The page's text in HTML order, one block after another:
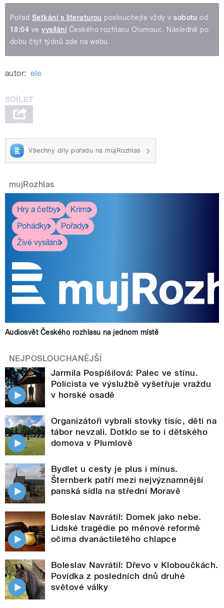
Pořad Setkání s literaturou poslouchejte vždy vsobotu od
18:04 vevysíláníČeského rozhlasu Olomouc. Následně po
dobu čtyř týdnů zde na webu.
autor: ele
Všechny díly pořadu na mujRozhlas
mujRozhlas
Hry a četby
Krimi
Pohádky
Pořady
Živé vysílání
Audiosvět Českého rozhlasu na jednom místě
NEJPOSLOUCHANĚJŠÍ
Jarmila Pospíšilová: Palec ve stínu.
Policista ve výslužbě vyšetřuje vraždu
v horské osadě
Organizátoři vybrali stovky tisíc, děti na
tábor nevzali. Dotklo se to i dětského
domova v Plumlově
Bydlet u cesty je plus i mínus.
Šternberk patří mezi nejvýznamnější
panská sídla na střední Moravě
Boleslav Navrátil: Domek jako nebe.
Lidské tragédie po měnové reformě
očima dvanáctiletého chlapce
Boleslav Navrátil: Dřevo v Kloboučkách.
Povídka z posledních dnů druhé
světové války